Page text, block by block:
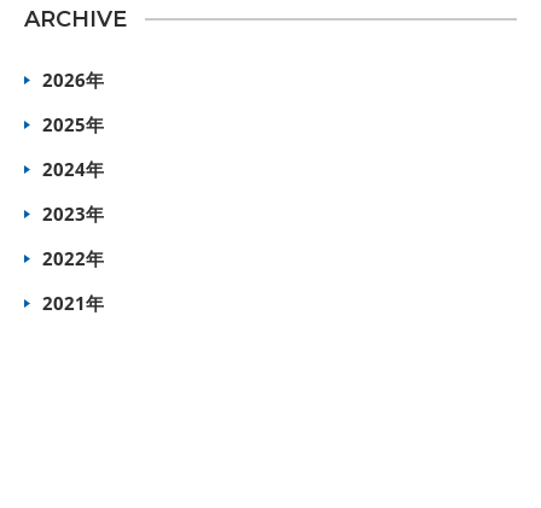
ARCHIVE
2026年
2025年
2024年
2023年
2022年
2021年